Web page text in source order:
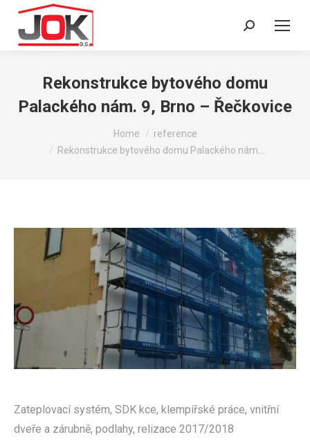
Search:
Rekonstrukce bytového domu
Palackého nám. 9, Brno – Řečkovice
Home
reference
Rekonstrukce bytového domu Palackého nám.…
Zateplovací systém, SDK kce, klempířské práce, vnitřní
dveře a zárubně, podlahy, relizace 2017/2018